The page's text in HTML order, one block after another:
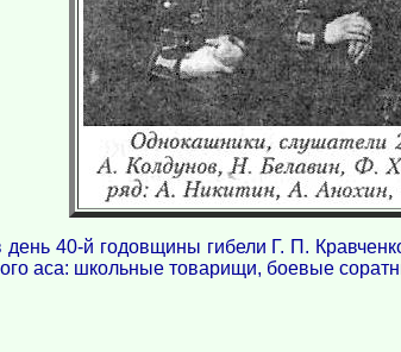
40-й годовщины гибели Г. П.
аса: школьные товарищи, боевые